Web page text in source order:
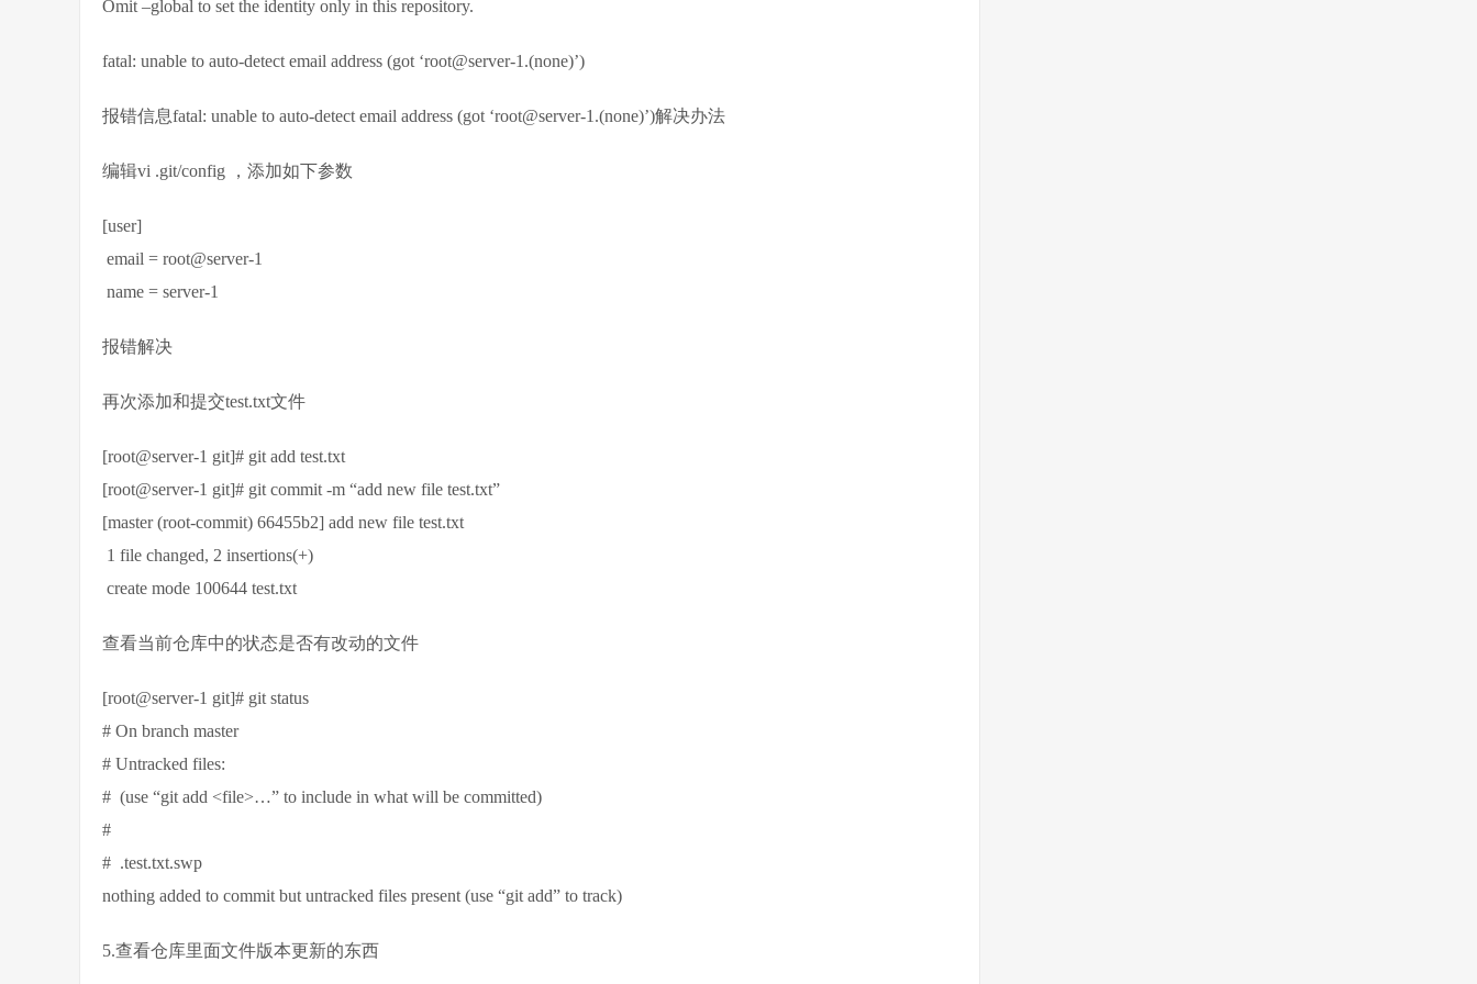
Omit –global to set the identity only in this repository.
fatal: unable to auto-detect email address (got ‘root@server-1.(none)’)
报错信息fatal: unable to auto-detect email address (got ‘root@server-1.(none)’)解决办法
编辑vi .git/config ，添加如下参数
[user]
email = root@server-1
name = server-1
报错解决
再次添加和提交test.txt文件
[root@server-1 git]# git add test.txt
[root@server-1 git]# git commit -m “add new file test.txt”
[master (root-commit) 66455b2] add new file test.txt
1 file changed, 2 insertions(+)
create mode 100644 test.txt
查看当前仓库中的状态是否有改动的文件
[root@server-1 git]# git status
# On branch master
# Untracked files:
# (use “git add <file>…” to include in what will be committed)
#
# .test.txt.swp
nothing added to commit but untracked files present (use “git add” to track)
5.查看仓库里面文件版本更新的东西